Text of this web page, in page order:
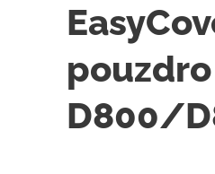
D800/